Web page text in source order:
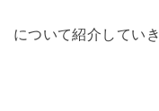
について紹介してい